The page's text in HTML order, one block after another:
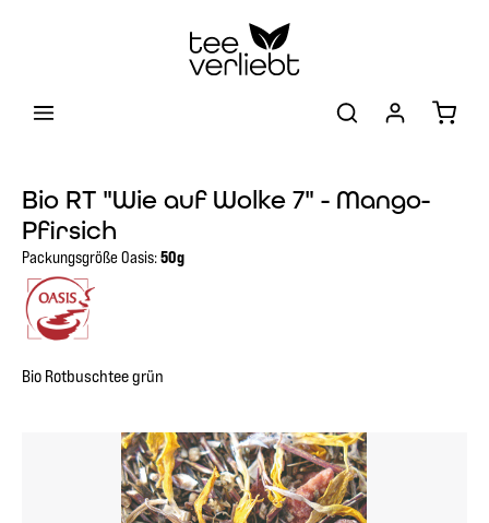
Bio RT "Wie auf Wolke 7" - Mango-
Pfirsich
Packungsgröße Oasis:50g
Bio Rotbuschtee grün
Bildergalerie überspringen